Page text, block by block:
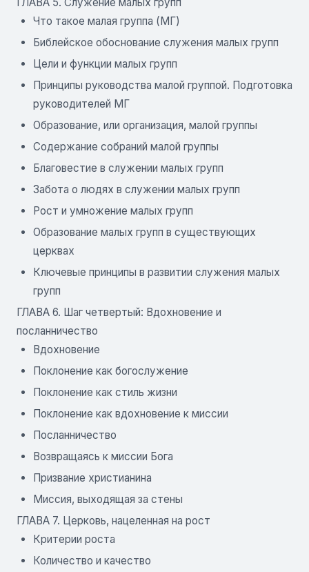
Что такое малая группа (МГ)
Библейское обоснование служения малых групп
Цели и функции малых групп
Принципы руководства малой группой. Подготовка
руководителей МГ
Образование, или организация, малой группы
Содержание собраний малой группы
Благовестие в служении малых групп
Забота о людях в служении малых групп
Рост и умножение малых групп
Образование малых групп в существующих
церквах
Ключевые принципы в развитии служения малых
групп
ГЛАВА 6. Шаг четвертый: Вдохновение и
посланничество
Вдохновение
Поклонение как богослужение
Поклонение как стиль жизни
Поклонение как вдохновение к миссии
Посланничество
Возвращаясь к миссии Бога
Призвание христианина
Миссия, выходящая за стены
ГЛАВА 7. Церковь, нацеленная на рост
Критерии роста
Количество и качество